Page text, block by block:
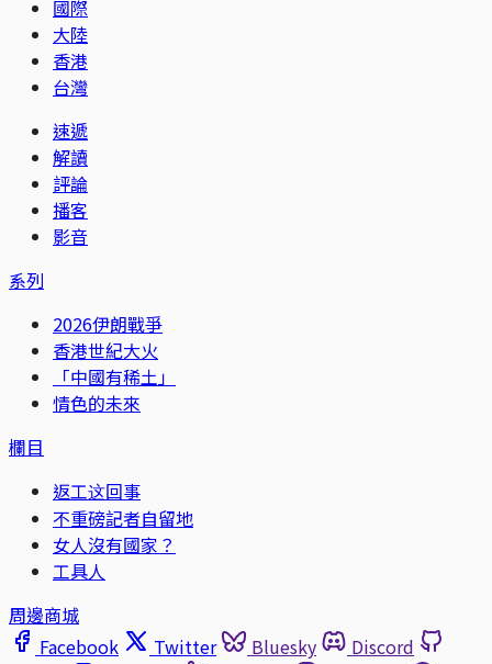
國際
大陸
香港
台灣
速遞
解讀
評論
播客
影音
系列
2026伊朗戰爭
香港世紀大火
「中國有稀土」
情色的未來
欄目
返工这回事
不重磅記者自留地
女人沒有國家？
工具人
周邊商城
Facebook
Twitter Bluesky
Discord